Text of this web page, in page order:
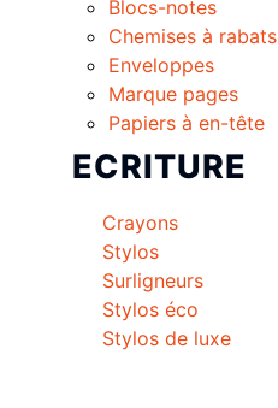
Blocs-notes
Chemises à rabats
Enveloppes
Marque pages
Papiers à en-tête
ECRITURE
Crayons
Stylos
Surligneurs
Stylos éco
Stylos de luxe